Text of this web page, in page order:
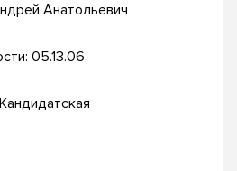
Анатольевич
05.13.06
Кандидатская